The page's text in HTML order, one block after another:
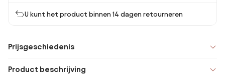
U kunt het product binnen 14 dagen retourneren
Prijsgeschiedenis
Product beschrijving